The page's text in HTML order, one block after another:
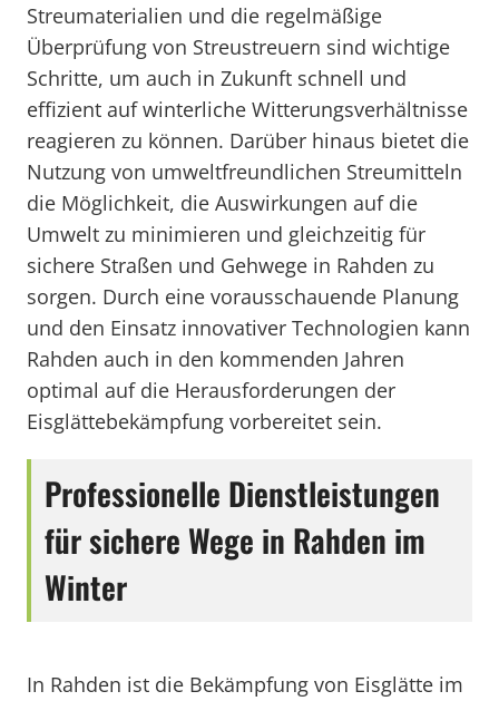
Streumaterialien und die regelmäßige
Überprüfung von Streustreuern sind wichtige
Schritte, um auch in Zukunft schnell und
effizient auf winterliche Witterungsverhältnisse
reagieren zu können. Darüber hinaus bietet die
Nutzung von umweltfreundlichen Streumitteln
die Möglichkeit, die Auswirkungen auf die
Umwelt zu minimieren und gleichzeitig für
sichere Straßen und Gehwege in Rahden zu
sorgen. Durch eine vorausschauende Planung
und den Einsatz innovativer Technologien kann
Rahden auch in den kommenden Jahren
optimal auf die Herausforderungen der
Eisglättebekämpfung vorbereitet sein.
Professionelle Dienstleistungen
für sichere Wege in Rahden im
Winter
In Rahden ist die Bekämpfung von Eisglätte im